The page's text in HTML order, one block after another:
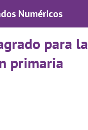
Numéricos
para la
primaria